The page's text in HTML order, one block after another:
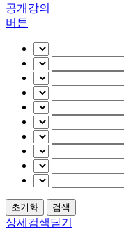
공개강의
버튼
상세검색닫기